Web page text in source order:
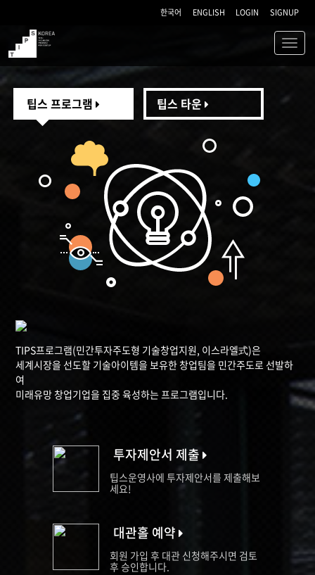
한국어 ENGLISH LOGIN SIGNUP
TIPS
팁스 프로그램 팁스 타운
TIPS프로그램(민간투자주도형 기술창업지원, 이스라엘式)은
세계시장을 선도할 기술아이템을 보유한 창업팀을 민간주도로 선발하
여
미래유망 창업기업을 집중 육성하는 프로그램입니다.
투자제안서 제출
팁스운영사에 투자제안서를 제출해보
세요!
대관홀 예약
회원 가입 후 대관 신청해주시면 검토
후 승인합니다.